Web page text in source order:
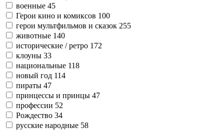
военные 45
Герои кино и комиксов 100
герои мультфильмов и сказок 255
животные 140
исторические / ретро 172
клоуны 33
национальные 118
новый год 114
пираты 47
принцессы и принцы 47
профессии 52
Рождество 34
русские народные 58